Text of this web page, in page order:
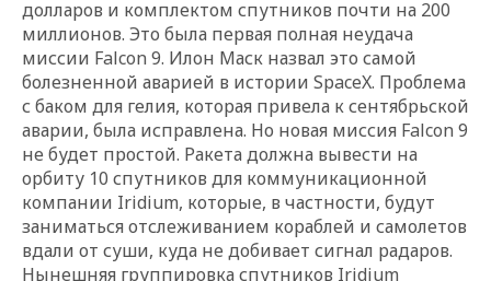
долларов и комплектом спутников почти на 200
миллионов. Это была первая полная неудача
миссии Falcon 9. Илон Маск назвал это самой
болезненной аварией в истории SpaceX. Проблема
с баком для гелия, которая привела к сентябрьской
аварии, была исправлена. Но новая миссия Falcon 9
не будет простой. Ракета должна вывести на
орбиту 10 спутников для коммуникационной
компании Iridium, которые, в частности, будут
заниматься отслеживанием кораблей и самолетов
вдали от суши, куда не добивает сигнал радаров.
Нынешняя группировка спутников Iridium